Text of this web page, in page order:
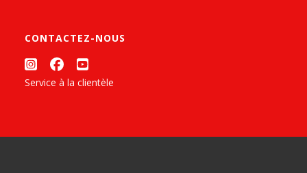
CONTACTEZ-NOUS
Service à la clientèle